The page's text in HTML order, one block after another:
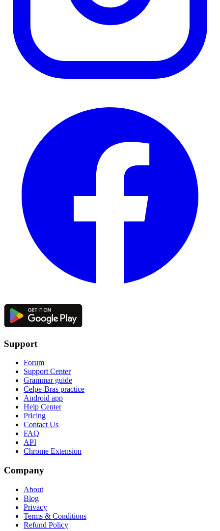
Support
Forum
Support Center
Grammar guide
Celpe-Bras practice
Android app
Help Center
Pricing
Contact Us
FAQ
API
Chrome Extension
Company
About
Blog
Privacy
Terms & Conditions
Refund Policy